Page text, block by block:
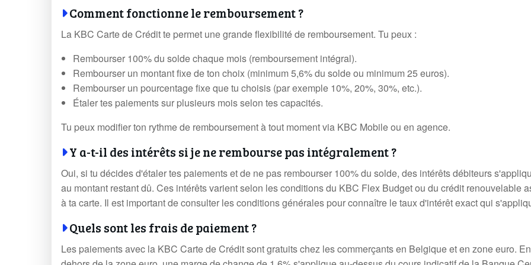
Comment fonctionne le remboursement ?
La KBC Carte de Crédit te permet une grande flexibilité de remboursement. Tu peux :
Rembourser 100% du solde chaque mois (remboursement intégral).
Rembourser un montant fixe de ton choix (minimum 5,6% du solde ou minimum 25 euros).
Rembourser un pourcentage fixe que tu choisis (par exemple 10%, 20%, 30%, etc.).
Étaler tes paiements sur plusieurs mois selon tes capacités.
Tu peux modifier ton rythme de remboursement à tout moment via KBC Mobile ou en agence.
Y a-t-il des intérêts si je ne rembourse pas intégralement ?
Oui, si tu décides d'étaler tes paiements et de ne pas rembourser 100% du solde, des intérêts débiteurs
au montant restant dû. Ces intérêts varient selon les conditions du KBC Flex Budget ou du crédit renouvelable
à ta carte. Il est important de consulter les conditions générales pour connaître le taux d'intérêt exact qui
Quels sont les frais de paiement ?
Les paiements avec la KBC Carte de Crédit sont gratuits chez les commerçants en Belgique et en zone euro. En